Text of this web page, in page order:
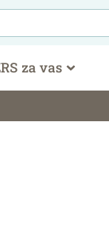
za vas